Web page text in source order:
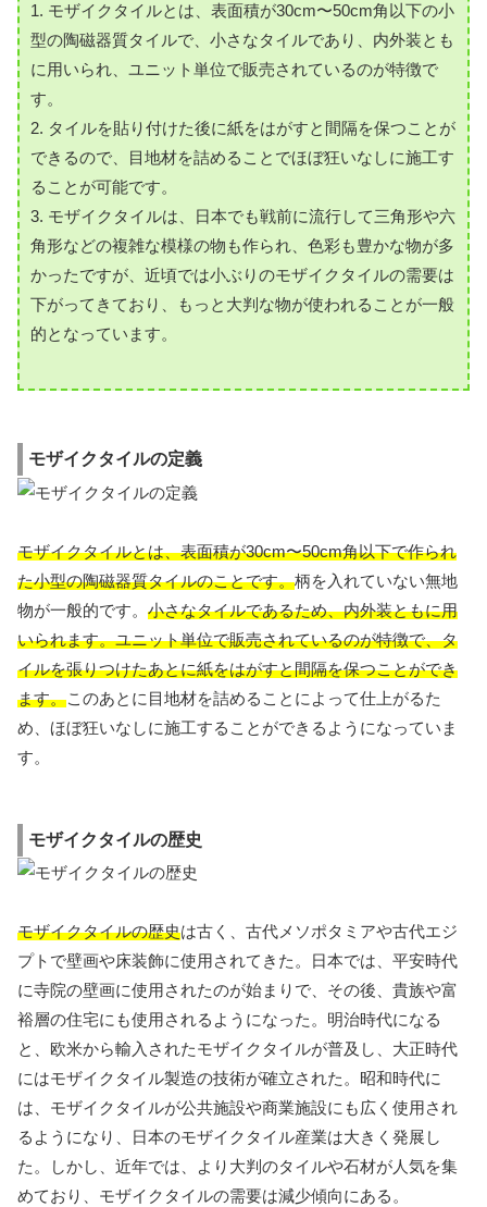
1. モザイクタイルとは、表面積が30cm〜50cm角以下の小
型の陶磁器質タイルで、小さなタイルであり、内外装とも
に用いられ、ユニット単位で販売されているのが特徴で
す。
2. タイルを貼り付けた後に紙をはがすと間隔を保つことが
できるので、目地材を詰めることでほぼ狂いなしに施工す
ることが可能です。
3. モザイクタイルは、日本でも戦前に流行して三角形や六
角形などの複雑な模様の物も作られ、色彩も豊かな物が多
かったですが、近頃では小ぶりのモザイクタイルの需要は
下がってきており、もっと大判な物が使われることが一般
的となっています。
モザイクタイルの定義
モザイクタイルとは、表面積が30cm〜50cm角以下で作られ
た小型の陶磁器質タイルのことです。柄を入れていない無地
物が一般的です。 小さなタイルであるため、内外装ともに用
いられます。ユニット単位で販売されているのが特徴で、タ
イルを張りつけたあとに紙をはがすと間隔を保つことができ
ます。このあとに目地材を詰めることによって仕上がるた
め、ほぼ狂いなしに施工することができるようになっていま
す。
モザイクタイルの歴史
モザイクタイルの歴史は古く、古代メソポタミアや古代エジ
プトで壁画や床装飾に使用されてきた。日本では、平安時代
に寺院の壁画に使用されたのが始まりで、その後、貴族や富
裕層の住宅にも使用されるようになった。明治時代になる
と、欧米から輸入されたモザイクタイルが普及し、大正時代
にはモザイクタイル製造の技術が確立された。昭和時代に
は、モザイクタイルが公共施設や商業施設にも広く使用され
るようになり、日本のモザイクタイル産業は大きく発展し
た。しかし、近年では、より大判のタイルや石材が人気を集
めており、モザイクタイルの需要は減少傾向にある。